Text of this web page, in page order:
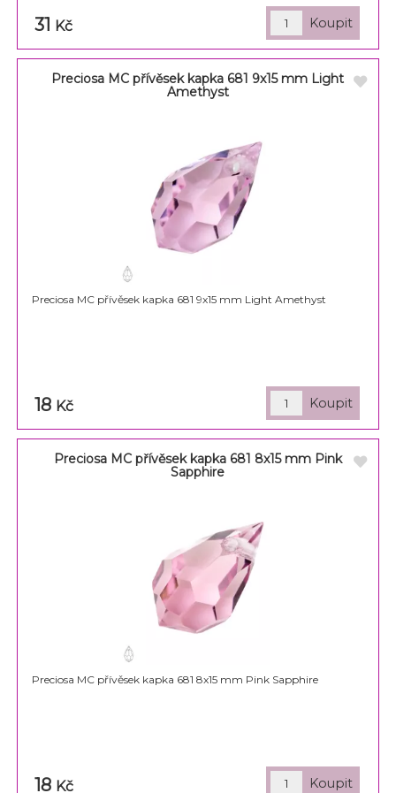
31 Kč
Preciosa MC přívěsek kapka 681 9x15 mm Light
Amethyst
Preciosa MC přívěsek kapka 681 9x15 mm Light Amethyst
18 Kč
Preciosa MC přívěsek kapka 681 8x15 mm Pink
Sapphire
Preciosa MC přívěsek kapka 681 8x15 mm Pink Sapphire
18 Kč